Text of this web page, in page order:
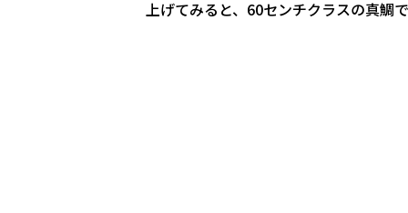
上げてみると、60センチクラスの真鯛